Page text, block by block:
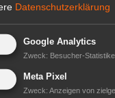
und
Datenschutzerklärung
Google Analytics
Zweck: Besucher-
Meta Pixel
Zweck: Anzeigen von